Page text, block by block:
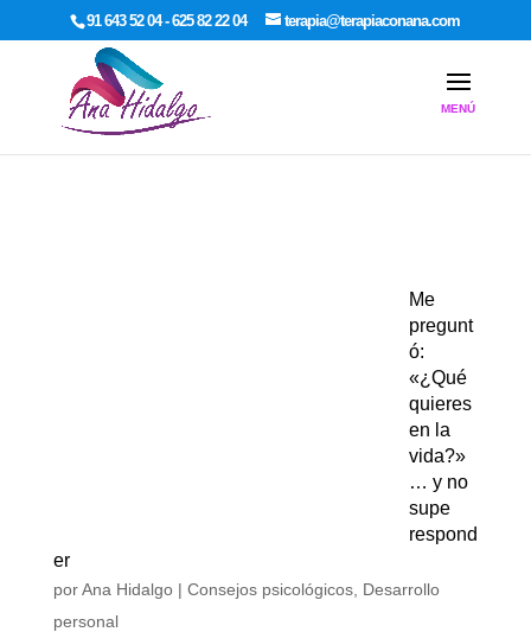
google-site-verification: google7dcda757e565a307.html
91 643 52 04 - 625 82 22 04 terapia@terapiaconana.com
Me
pregunt
ó:
«¿Qué
quieres
en la
vida?»
… y no
supe
respond
er
porAna Hidalgo| Consejos psicológicos, Desarrollo
personal